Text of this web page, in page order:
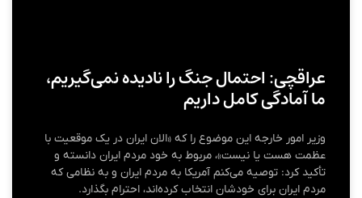
عراقچی: احتمال جنگ را نادیده نمی‌گیریم،
ما آمادگی کامل داریم
وزیر امور خارجه این موضوع را که «الان ایران در یک موقعیت با
عظمت هست یا نیست»، مربوط به خود مردم ایران دانسته و
تأکید کرد: توصیه می‌کنم آمریکا به مردم ایران و به نظامی که
مردم ایران برای خودشان انتخاب کرده‌اند، احترام بگذارد.